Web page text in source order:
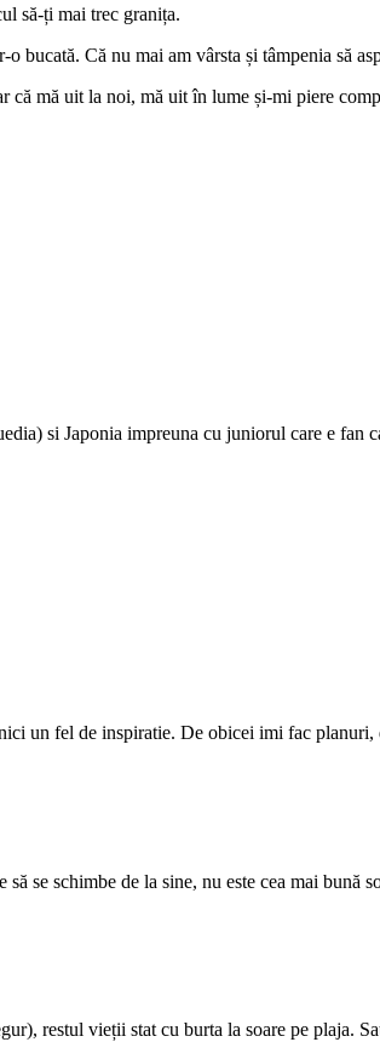
să-ți mai trec granița.
Că nu mai am vârsta și tâmpenia să
mă uit la noi, mă uit în lume și-mi piere
si Japonia impreuna cu juniorul care e fan
un fel de inspiratie. De obicei imi fac
se schimbe de la sine, nu este cea mai bună
restul vieții stat cu burta la soare pe plaja.